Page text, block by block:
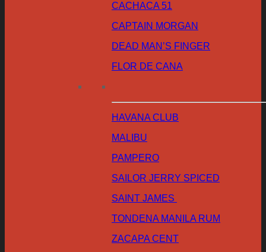
CACHACA 51
CAPTAIN MORGAN
DEAD MAN’S FINGER
FLOR DE CANA
HAVANA CLUB
MALIBU
PAMPERO
SAILOR JERRY SPICED
SAINT JAMES
TONDENA MANILA RUM
ZACAPA CENT